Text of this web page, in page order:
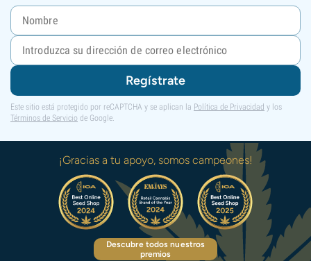
Regístrate
Este sitio está protegido por reCAPTCHA y se aplican la Política de Privacidad y los
Términos de Servicio de Google.
¡Gracias a tu apoyo, somos campeones!
Descubre todos nuestros
premios